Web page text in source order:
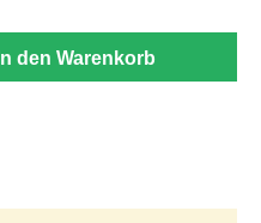
In den Warenkorb